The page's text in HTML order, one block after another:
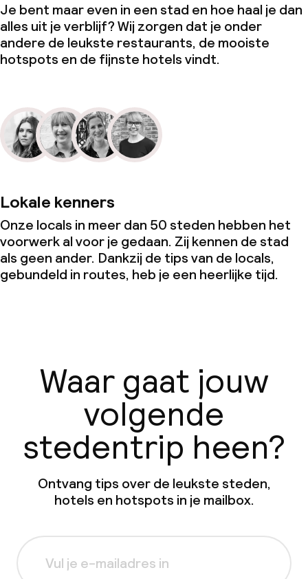
Je bent maar even in een stad en hoe haal je dan
alles uit je verblijf? Wij zorgen dat je onder
andere de leukste restaurants, de mooiste
hotspots en de fijnste hotels vindt.
Lokale kenners
Onze locals in meer dan 50 steden hebben het
voorwerk al voor je gedaan. Zij kennen de stad
als geen ander. Dankzij de tips van de locals,
gebundeld in routes, heb je een heerlijke tijd.
Waar gaat jouw
volgende
stedentrip heen?
Ontvang tips over de leukste steden,
hotels en hotspots in je mailbox.